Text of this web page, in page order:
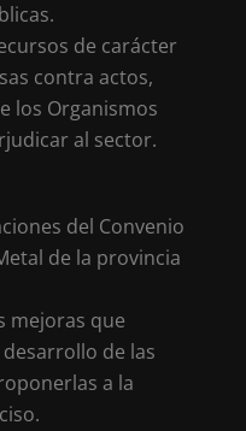
de carácter
contra actos,
los Organismos
al sector.
del Convenio
de la provincia
mejoras que
de las
a la